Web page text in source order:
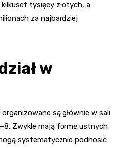
tysięcy złotych, a
za najbardziej
w
są głównie w sali
Zwykle mają formę ustnych
systematycznie podnosić